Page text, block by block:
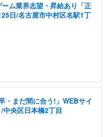
ム業界志望・昇給あり「正
日/名古屋市中村区名駅1丁
・まだ間に合う!」WEBサイ
中央区日本橋2丁目